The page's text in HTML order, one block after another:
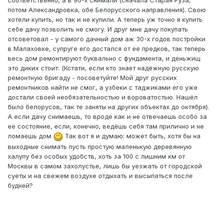
потом Александровка, обе Белорусского направления). Свою
хотели купить, но так и не купили. А теперь уж точно я купить
себе дачу позволить не смогу. И друг мне дачу покупать
отсоветовал - у самого дачный дом аж 30-х годов постройки
в Малаховке, супруге его достался от её предков, так теперь
весь дом ремонтируют буквально с фундамента, и деньжищ
это диких стоит. (Кстати, если кто знает надёжную русскую
ремонтную бригаду - посоветуйте! Мой друг русских
ремонтников найти не смог, а узбеки с таджиками его уже
достали своей необязательностью и вороватостью. Нашёл
было белорусов, так те заняты на других объектах до октября).
А если дачу снимаешь, то вроде как и не отвечаешь особо за
её состояние, если, конечно, ведёшь себя там прилично и не
ломаешь дом
Так вот я и думаю: может быть, хотя бы на
выходные снимать пусть простую маленькую деревянную
халупу без особых удобств, хоть за 100 с лишним км от
Москвы в самом захолустье, лишь бы уезжать от городской
суеты и на свежем воздухе отдыхать и высыпаться после
будней?